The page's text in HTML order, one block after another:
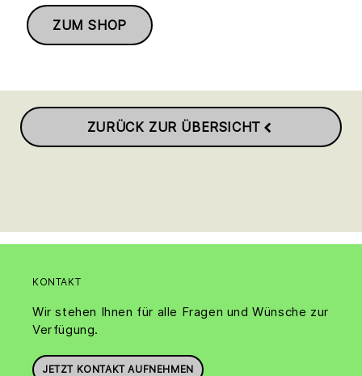
ZUM SHOP
ZURÜCK ZUR ÜBERSICHT
KONTAKT
Wir stehen Ihnen für alle Fragen und Wünsche zur
Verfügung.
JETZT KONTAKT AUFNEHMEN